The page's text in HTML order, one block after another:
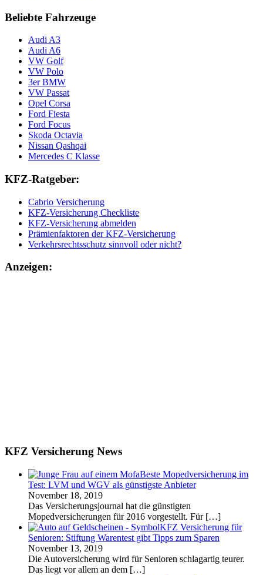
Beliebte Fahrzeuge
Audi A3
Audi A6
VW Golf
VW Polo
3er BMW
VW Passat
Opel Corsa
Ford Fiesta
Ford Focus
Skoda Octavia
Nissan Qashqai
Mercedes C Klasse
KFZ-Ratgeber:
Cabrio Versicherung
KFZ-Versicherung Checkliste
KFZ-Versicherung abmelden
Prämienfaktoren der KFZ-Versicherung
Verkehrsrechtsschutz sinnvoll oder nicht?
Anzeigen:
KFZ Versicherung News
Beste Mopedversicherung im
Test: LVM und WGV als günstigste Anbieter
November 18, 2019
Das Versicherungsjournal hat die günstigten
Mopedversicherungen für 2016 vorgestellt. Für […]
KFZ Versicherung für
Senioren: Stiftung Warentest gibt Tipps zum Sparen
November 13, 2019
Die Autoversicherung wird für Senioren schlagartig teurer.
Das liegt vor allem an dem […]